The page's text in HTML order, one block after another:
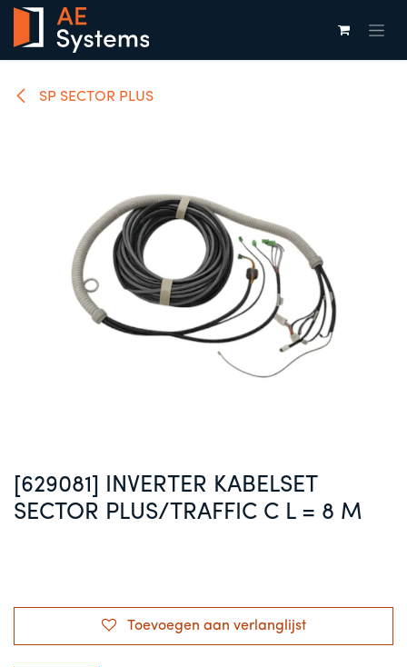
Overslaan naar inhoud
SP SECTOR PLUS
[629081] INVERTER KABELSET
SECTOR PLUS/TRAFFIC C L = 8 M
Toevoegen aan verlanglijst